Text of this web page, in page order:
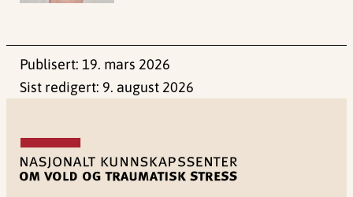
Publisert: 19. mars 2026
Sist redigert: 9. august 2026